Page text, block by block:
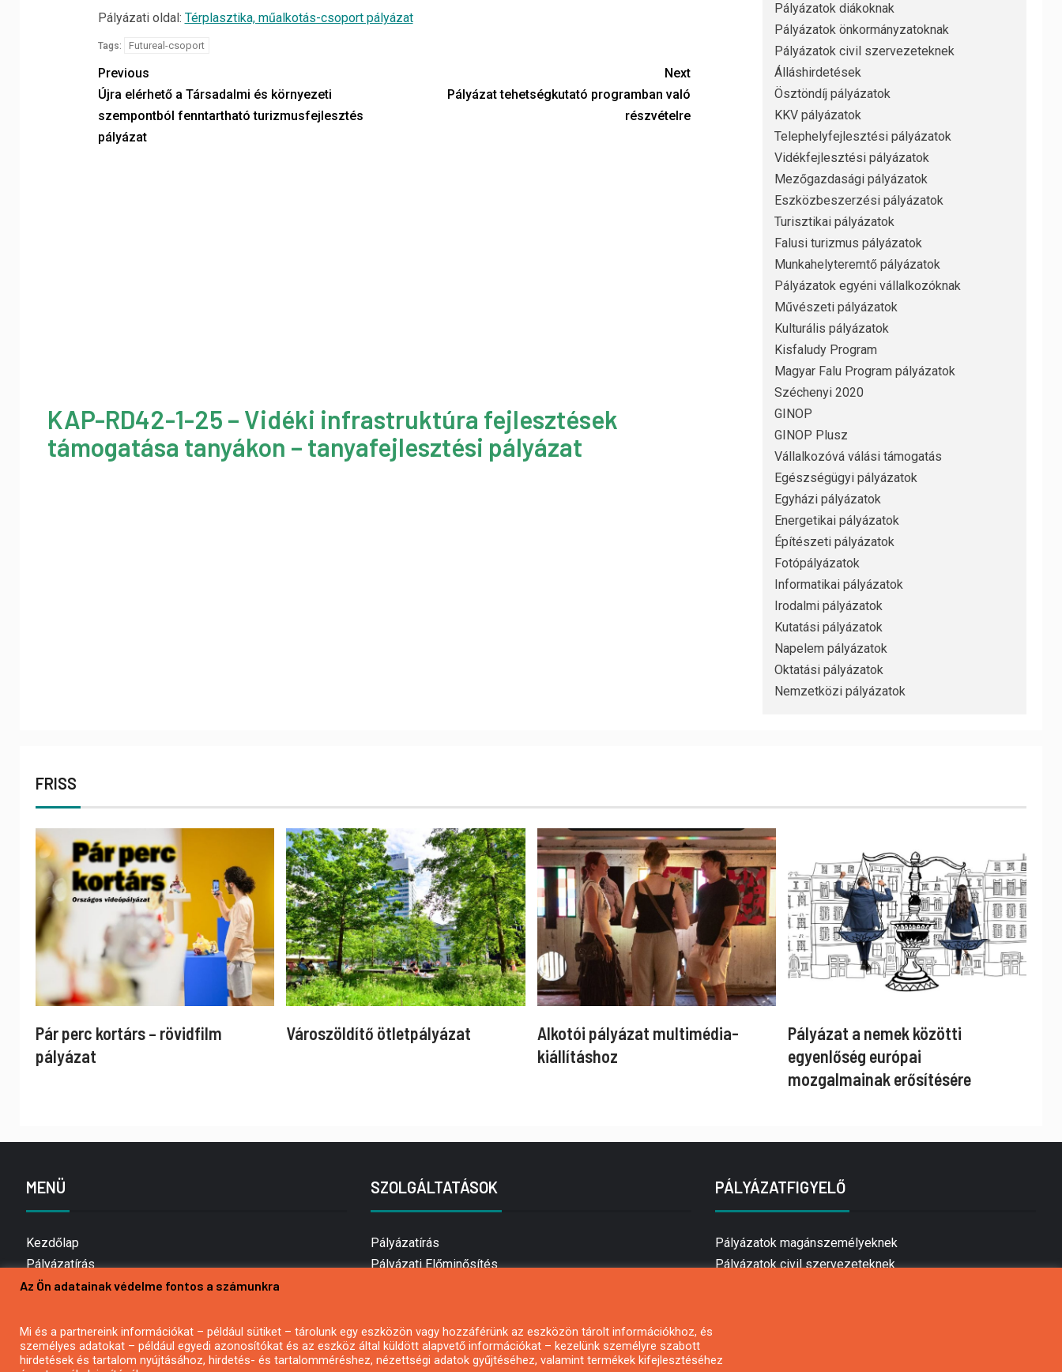
Pályázati oldal: Térplasztika, műalkotás-csoport pályázat
Tags: Futureal-csoport
Previous
Újra elérhető a Társadalmi és környezeti
szempontból fenntartható turizmusfejlesztés
pályázat
Next
Pályázat tehetségkutató programban való
részvételre
KAP-RD42-1-25 – Vidéki infrastruktúra fejlesztések
támogatása tanyákon – tanyafejlesztési pályázat
Pályázatok diákoknak
Pályázatok önkormányzatoknak
Pályázatok civil szervezeteknek
Álláshirdetések
Ösztöndíj pályázatok
KKV pályázatok
Telephelyfejlesztési pályázatok
Vidékfejlesztési pályázatok
Mezőgazdasági pályázatok
Eszközbeszerzési pályázatok
Turisztikai pályázatok
Falusi turizmus pályázatok
Munkahelyteremtő pályázatok
Pályázatok egyéni vállalkozóknak
Művészeti pályázatok
Kulturális pályázatok
Kisfaludy Program
Magyar Falu Program pályázatok
Széchenyi 2020
GINOP
GINOP Plusz
Vállalkozóvá válási támogatás
Egészségügyi pályázatok
Egyházi pályázatok
Energetikai pályázatok
Építészeti pályázatok
Fotópályázatok
Informatikai pályázatok
Irodalmi pályázatok
Kutatási pályázatok
Napelem pályázatok
Oktatási pályázatok
Nemzetközi pályázatok
FRISS
Pár perc kortárs – rövidfilm
pályázat
Városzöldítő ötletpályázat
Alkotói pályázat multimédia-
kiállításhoz
Pályázat a nemek közötti
egyenlőség európai
mozgalmainak erősítésére
MENÜ
Kezdőlap
Pályázatírás
Bemutatkozás
Hírlevél feliratkozás
Impresszum
SZOLGÁLTATÁSOK
Pályázatírás
Pályázati Előminősítés
Mezőgazdasági pályázatírás
Pályázatírás magánszemélyeknek
PÁLYÁZATFIGYELŐ
Pályázatok magánszemélyeknek
Pályázatok civil szervezeteknek
Az Ön adatainak védelme fontos a számunkra
Mi és a partnereink információkat – például sütiket – tárolunk egy eszközön vagy hozzáférünk az eszközön tárolt információkhoz, és
személyes adatokat – például egyedi azonosítókat és az eszköz által küldött alapvető információkat – kezelünk személyre szabott
hirdetések és tartalom nyújtásához, hirdetés- és tartalomméréshez, nézettségi adatok gyűjtéséhez, valamint termékek kifejlesztéséhez